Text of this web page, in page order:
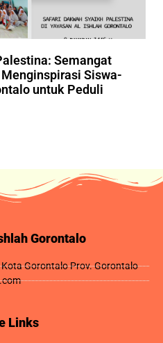
Semangat
Siswa-
untuk Peduli
Gorontalo
Gorontalo Prov. Gorontalo
Links